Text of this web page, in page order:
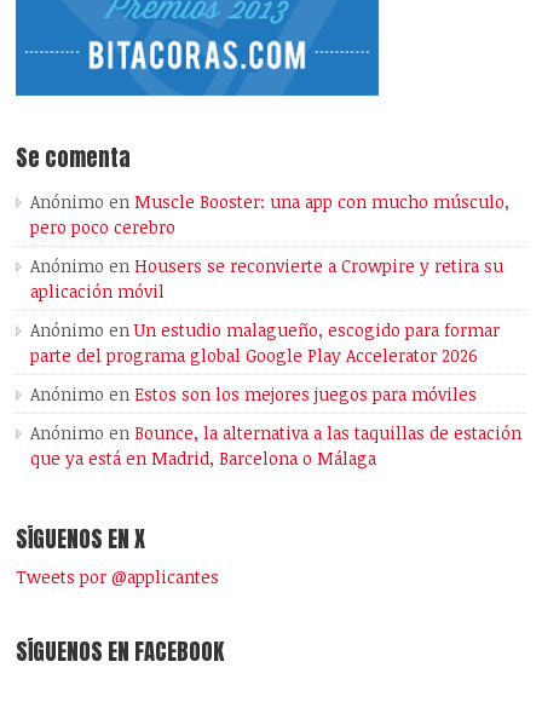
Se comenta
Anónimo enMuscle Booster: una app con mucho músculo,
pero poco cerebro
Anónimo enHousers se reconvierte a Crowpire y retira su
aplicación móvil
Anónimo enUn estudio malagueño, escogido para formar
parte del programa global Google Play Accelerator 2026
Anónimo enEstos son los mejores juegos para móviles
Anónimo enBounce, la alternativa a las taquillas de estación
que ya está en Madrid, Barcelona o Málaga
SÍGUENOS EN X
Tweets por @applicantes
SÍGUENOS EN FACEBOOK